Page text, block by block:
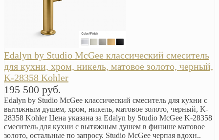
Edalyn by Studio McGee классический смеситель
для кухни, хром, никель, матовое золото, черный,
K-28358 Kohler
195 500 руб.
Edalyn by Studio McGee классический смеситель для кухни с
вытяжным душем, хром, никель, матовое золото, черный, K-
28358 Kohler Цена указана за Edalyn by Studio McGee K-28358
смеситель для кухни с вытяжным душем в финише матовое
золото, остальные по запросу. Studio McGee черпая вдохн..